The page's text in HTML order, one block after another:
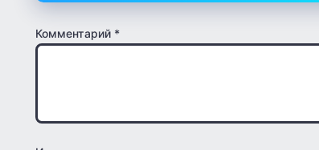
Комментарий *